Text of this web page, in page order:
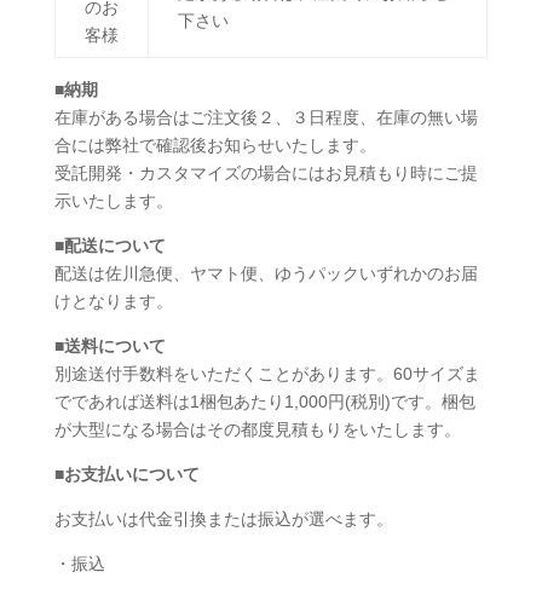
のお
客様
下さい
■納期
在庫がある場合はご注文後２、３日程度、在庫の無い場
合には弊社で確認後お知らせいたします。
受託開発・カスタマイズの場合にはお見積もり時にご提
示いたします。
■配送について
配送は佐川急便、ヤマト便、ゆうパックいずれかのお届
けとなります。
■送料について
別途送付手数料をいただくことがあります。60サイズま
でであれば送料は1梱包あたり1,000円(税別)です。梱包
が大型になる場合はその都度見積もりをいたします。
■お支払いについて
お支払いは代金引換または振込が選べます。
・振込